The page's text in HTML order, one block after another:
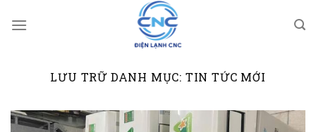
qua
LƯU TRỮ DANH MỤC: TIN TỨC MỚI